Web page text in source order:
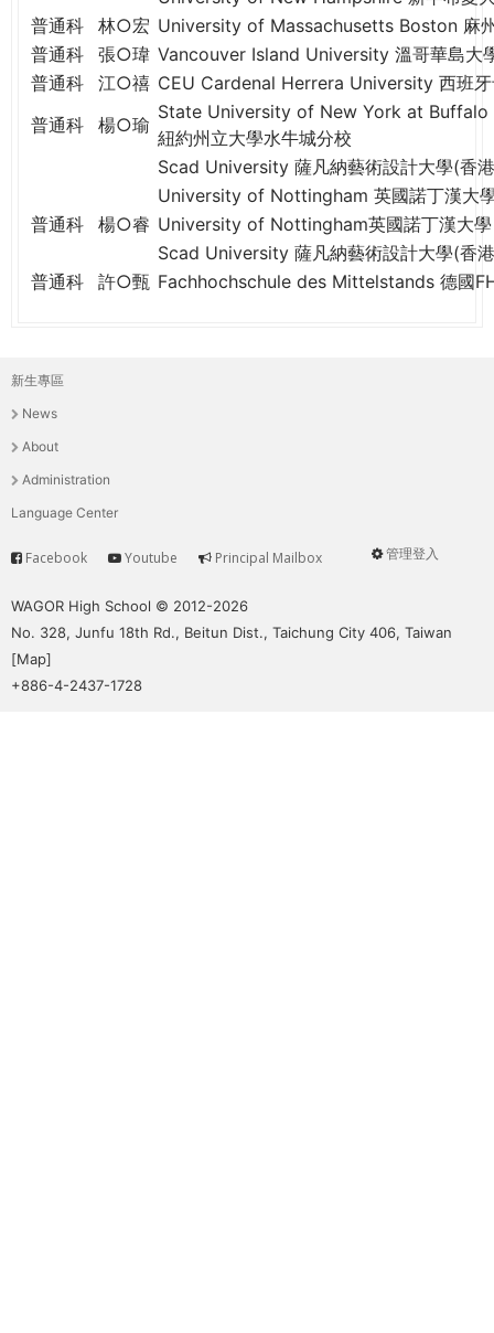
普通科
林○宏 University of Massachusetts Boston 麻
普通科
張○瑋 Vancouver Island University 溫哥華島大
普通科
江○禧 CEU Cardenal Herrera University 西班
普通科
楊○瑜
State University of New York at Buffalo
紐約州立大學水牛城分校
Scad University 薩凡納藝術設計大學(香
University of Nottingham 英國諾丁漢大
普通科
楊○睿 University of Nottingham英國諾丁漢大學
Scad University 薩凡納藝術設計大學(香
普通科
許○甄 Fachhochschule des Mittelstands 德國
主
選
單
新生專區
News
About
Administration
Language Center
User
管理登入
Service
Facebook Youtube Principal Mailbox
WAGOR High School © 2012-2026
No. 328, Junfu 18th Rd., Beitun Dist., Taichung City 406, Taiwan
[Map]
+886-4-2437-1728